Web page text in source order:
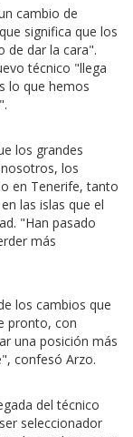
cambio de
significa que los
de dar la cara".
técnico "llega
lo que hemos
los grandes
los
en Tenerife, tanto
las islas que el
"Han pasado
más
los cambios que
pronto, con
una posición más
confesó Arzo.
del técnico
seleccionador